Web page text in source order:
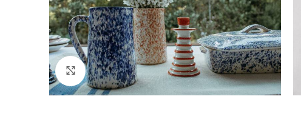
Ver Imagem